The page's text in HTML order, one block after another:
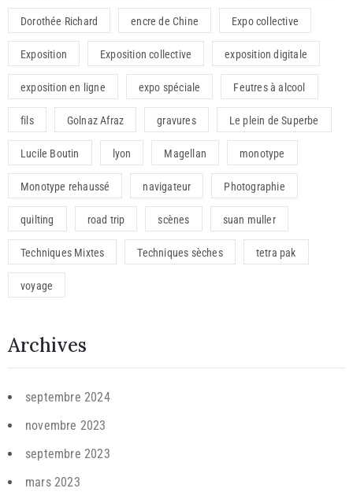
Dorothée Richard encre de Chine Expo collective
Exposition Exposition collective exposition digitale
exposition en ligne expo spéciale Feutres à alcool
fils Golnaz Afraz gravures Le plein de Superbe
Lucile Boutin lyon Magellan monotype
Monotype rehaussé navigateur Photographie
quilting road trip scènes suan muller
Techniques Mixtes Techniques sèches tetra pak
voyage
Archives
septembre 2024
novembre 2023
septembre 2023
mars 2023